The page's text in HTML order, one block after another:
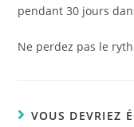
pendant 30 jours
Ne perdez pas le
VOUS DEVRIEZ